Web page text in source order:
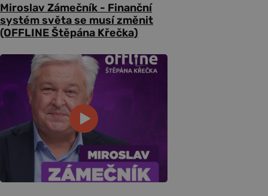
Miroslav Zámečník - Finanční
systém světa se musí změnit
(OFFLINE Štěpána Křečka)